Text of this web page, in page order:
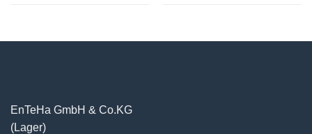
EnTeHa GmbH & Co.KG
(Lager)